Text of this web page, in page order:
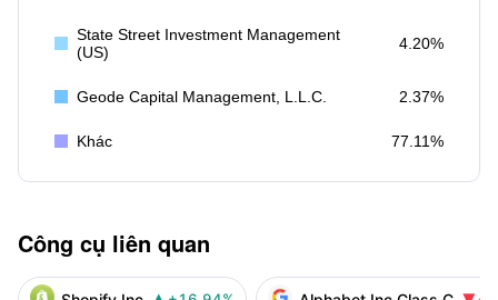
State Street Investment Management
(US)
4.20%
Geode Capital Management, L.L.C. 2.37%
Khác 77.11%
Công cụ liên quan